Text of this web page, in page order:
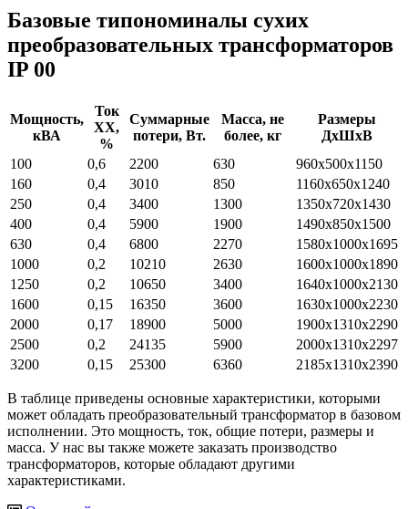
Базовые типономиналы сухих
преобразовательных трансформаторов
IP 00
Мощность,
кВА
Ток
ХХ,
%
Суммарные
потери, Вт.
Масса, не
более, кг
Размеры
ДхШхВ
100
0,6 2200 630
960х500х1150
160
0,4 3010 850
1160х650х1240
250
0,4 3400 1300
1350х720х1430
400
0,4 5900 1900
1490х850х1500
630
0,4 6800 2270
1580х1000х1695
1000
0,2 10210 2630
1600х1000х1890
1250
0,2 10650 3400
1640х1000х2130
1600
0,15 16350 3600
1630х1000х2230
2000
0,17 18900 5000
1900х1310х2290
2500
0,2 24135 5900
2000х1310х2297
3200
0,15 25300 6360 2185х1310х2390
В таблице приведены основные характеристики, которыми
может обладать преобразовательный трансформатор в базовом
исполнении. Это мощность, ток, общие потери, размеры и
масса. У нас вы также можете заказать производство
трансформаторов, которые обладают другими
характеристиками.